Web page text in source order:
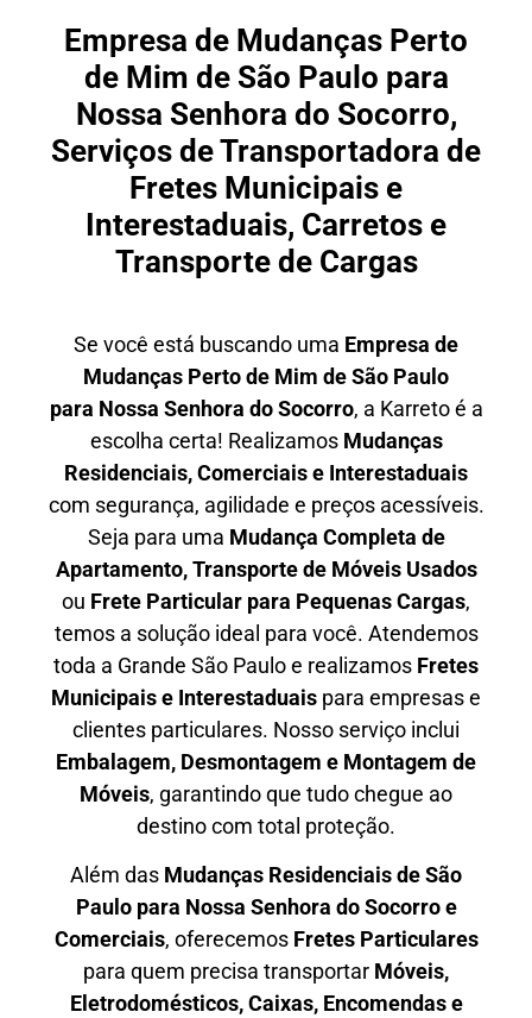
Empresa de Mudanças Perto
de Mim de São Paulo para
Nossa Senhora do Socorro,
Serviços de Transportadora de
Fretes Municipais e
Interestaduais, Carretos e
Transporte de Cargas
Se você está buscando uma Empresa de
Mudanças Perto de Mim de São Paulo
para Nossa Senhora do Socorro, a Karreto é a
escolha certa! Realizamos Mudanças
Residenciais, Comerciais e Interestaduais
com segurança, agilidade e preços acessíveis.
Seja para uma Mudança Completa de
Apartamento, Transporte de Móveis Usados
ou Frete Particular para Pequenas Cargas,
temos a solução ideal para você. Atendemos
toda a Grande São Pauloe realizamos Fretes
Municipais e Interestaduais para empresas e
clientes particulares. Nosso serviço inclui
Embalagem, Desmontagem e Montagem de
Móveis, garantindo que tudo chegue ao
destino com total proteção.
Além das Mudanças Residenciais de São
Paulo para Nossa Senhora do Socorro e
Comerciais, oferecemos Fretes Particulares
para quem precisa transportar Móveis,
Eletrodomésticos, Caixas, Encomendas e